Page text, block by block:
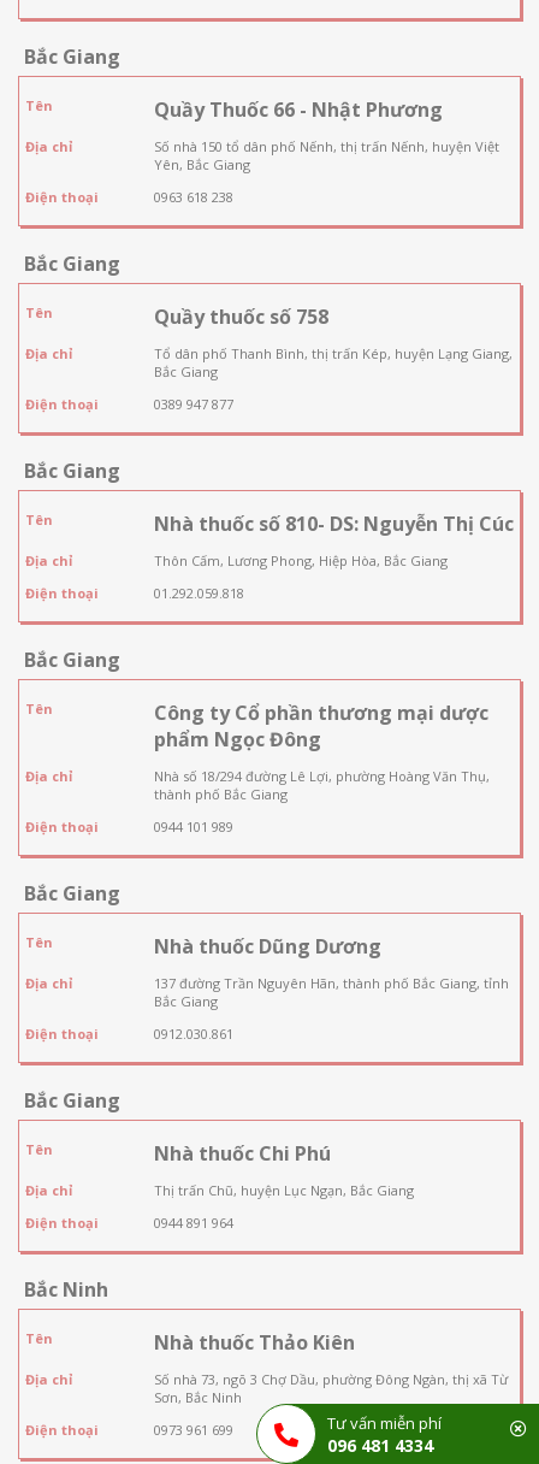
Bắc Giang
Tên Quầy Thuốc 66 - Nhật Phương
Địa chỉ
Số nhà 150 tổ dân phố Nếnh, thị trấn Nếnh, huyện Việt
Yên, Bắc Giang
Điện thoại
0963 618 238
Bắc Giang
Tên Quầy thuốc số 758
Địa chỉ
Tổ dân phố Thanh Bình, thị trấn Kép, huyện Lạng Giang,
Bắc Giang
Điện thoại
0389 947 877
Bắc Giang
Tên Nhà thuốc số 810- DS: Nguyễn Thị Cúc
Địa chỉ
Thôn Cấm, Lương Phong, Hiệp Hòa, Bắc Giang
Điện thoại
01.292.059.818
Bắc Giang
Tên
Công ty Cổ phần thương mại dược
phẩm Ngọc Đông
Địa chỉ
Nhà số 18/294 đường Lê Lợi, phường Hoàng Văn Thụ,
thành phố Bắc Giang
Điện thoại
0944 101 989
Bắc Giang
Tên Nhà thuốc Dũng Dương
Địa chỉ
137 đường Trần Nguyên Hãn, thành phố Bắc Giang, tỉnh
Bắc Giang
Điện thoại
0912.030.861
Bắc Giang
Tên Nhà thuốc Chi Phú
Địa chỉ
Thị trấn Chũ, huyện Lục Ngạn, Bắc Giang
Điện thoại
0944 891 964
Bắc Ninh
Tên Nhà thuốc Thảo Kiên
Địa chỉ
Số nhà 73, ngõ 3 Chợ Dầu, phường Đông Ngàn, thị xã Từ
Sơn, Bắc Ninh
Điện thoại
0973 961 699 Tư vấn miễn phí
096 481 4334